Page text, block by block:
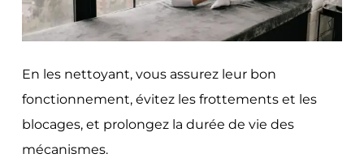
En les nettoyant, vous assurez leur bon
fonctionnement, évitez les frottements et les
blocages, et prolongez la durée de vie des
mécanismes.